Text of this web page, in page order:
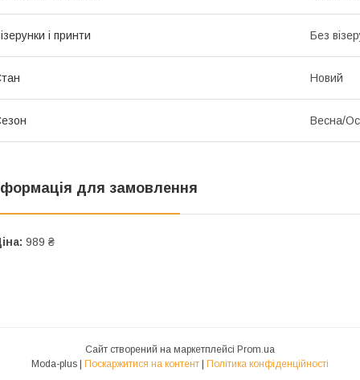
і принти Без
Новий
Весна/
для замовлення
989 ₴
Сайт створений на маркетплейсі Prom.ua
Moda-plus | Поскаржитися на контент | Політика конфіденційності